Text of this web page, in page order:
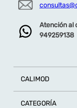
Atención al
949259138
CALIMOD
CATEGORÍA